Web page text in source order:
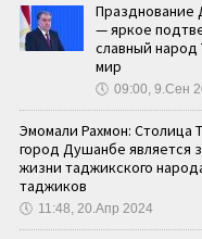
Празднование
— яркое
славный народ
мир
🕔 09:00, 9.Сен
Эмомали Рахмон: Столица
город Душанбе является
жизни таджикского
таджиков
🕔 11:48, 20.Апр 2024